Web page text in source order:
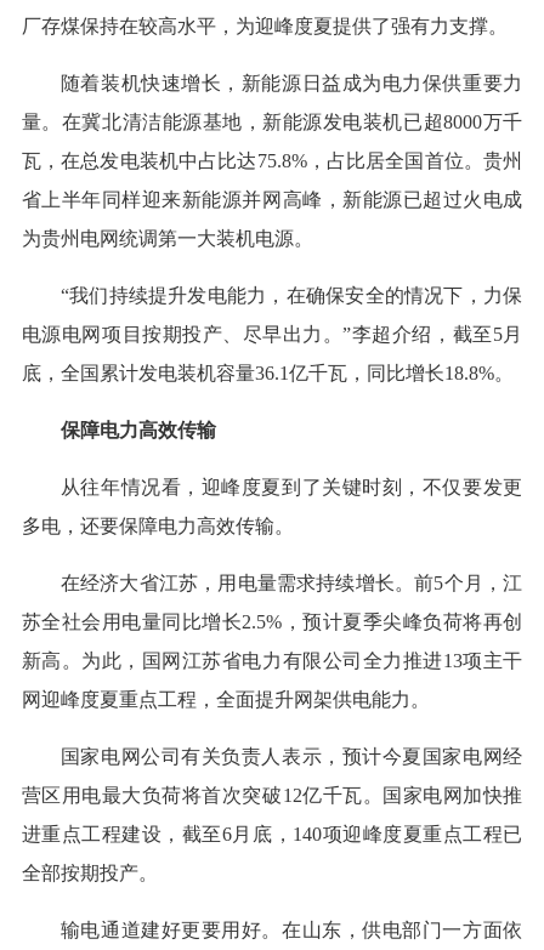
厂存煤保持在较高水平，为迎峰度夏提供了强有力支撑。
随着装机快速增长，新能源日益成为电力保供重要力
量。在冀北清洁能源基地，新能源发电装机已超8000万千
瓦，在总发电装机中占比达75.8%，占比居全国首位。贵州
省上半年同样迎来新能源并网高峰，新能源已超过火电成
为贵州电网统调第一大装机电源。
“我们持续提升发电能力，在确保安全的情况下，力保
电源电网项目按期投产、尽早出力。”李超介绍，截至5月
底，全国累计发电装机容量36.1亿千瓦，同比增长18.8%。
保障电力高效传输
从往年情况看，迎峰度夏到了关键时刻，不仅要发更
多电，还要保障电力高效传输。
在经济大省江苏，用电量需求持续增长。前5个月，江
苏全社会用电量同比增长2.5%，预计夏季尖峰负荷将再创
新高。为此，国网江苏省电力有限公司全力推进13项主干
网迎峰度夏重点工程，全面提升网架供电能力。
国家电网公司有关负责人表示，预计今夏国家电网经
营区用电最大负荷将首次突破12亿千瓦。国家电网加快推
进重点工程建设，截至6月底，140项迎峰度夏重点工程已
全部按期投产。
输电通道建好更要用好。在山东，供电部门一方面依